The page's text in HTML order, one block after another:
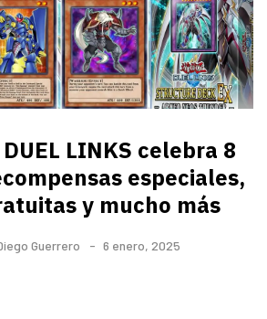
DUEL LINKS celebra 8
especiales,
y mucho más
Guerrero 6 enero, 2025